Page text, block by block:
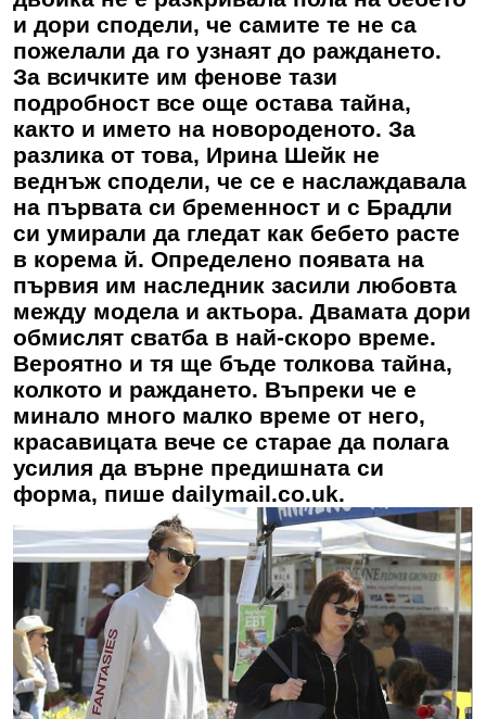
и дори сподели, че самите те не са
пожелали да го узнаят до раждането.
За всичките им фенове тази
подробност все още остава тайна,
както и името на новороденото. За
разлика от това, Ирина Шейк не
веднъж сподели, че се е наслаждавала
на първата си бременност и с Брадли
си умирали да гледат как бебето расте
в корема й. Определено появата на
първия им наследник засили любовта
между модела и актьора. Двамата дори
обмислят сватба в най-скоро време.
Вероятно и тя ще бъде толкова тайна,
колкото и раждането. Въпреки че е
минало много малко време от него,
красавицата вече се старае да полага
усилия да върне предишната си
форма, пише dailymail.co.uk.